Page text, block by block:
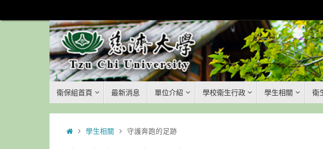
to
衛保組首頁 最新消息 單位介紹 學校衛生行政 學生相關 衛
Home學生相關 守護奔跑的足跡